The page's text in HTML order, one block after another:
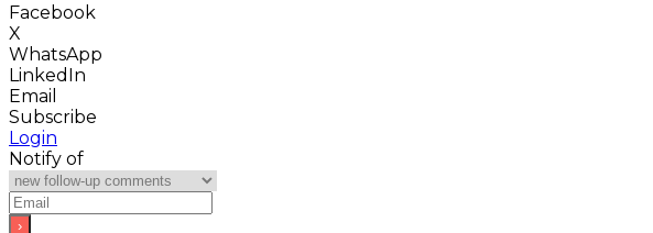
Facebook
X
WhatsApp
LinkedIn
Email
Subscribe
Login
Notify of